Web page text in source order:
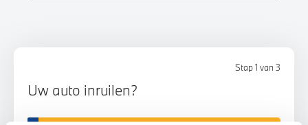
Stap 1 van 3
Uw auto inruilen?